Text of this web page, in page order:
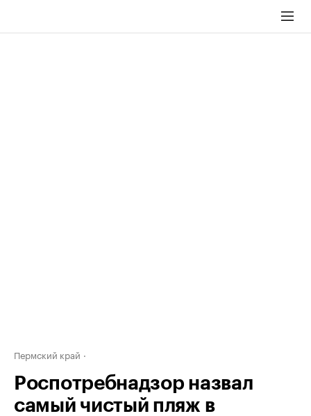
Пермский край
Роспотребнадзор назвал
самый чистый пляж в